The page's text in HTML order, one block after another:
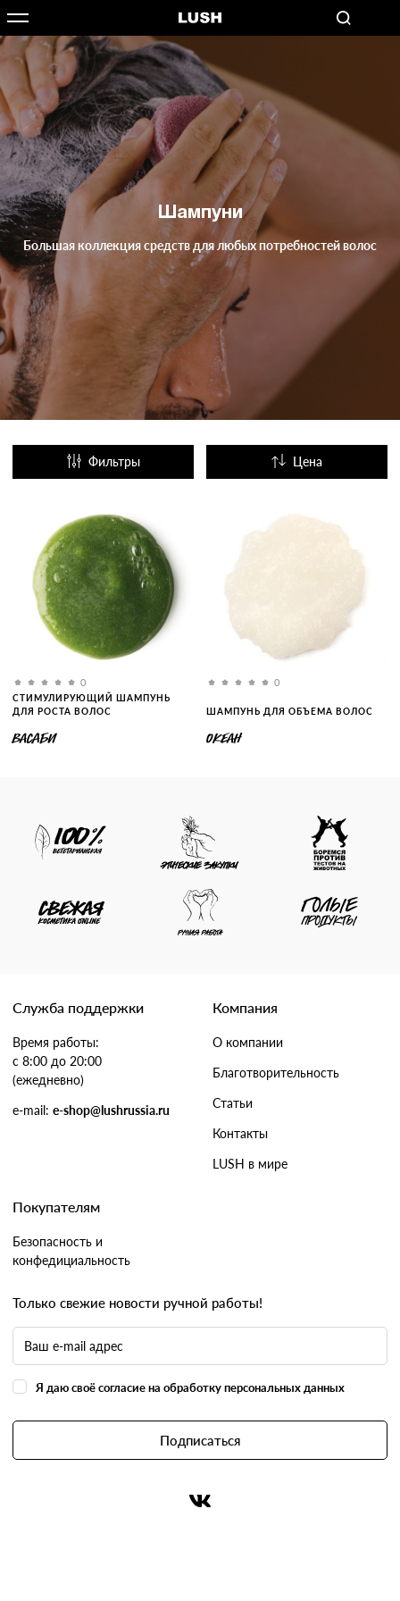
Шампуни
Большая коллекция средств для любых потребностей волос
Фильтры Цена
Популярные
0
СТИМУЛИРУЮЩИЙ ШАМПУНЬ
ДЛЯ РОСТА ВОЛОС
ВАСАБИ
0
ШАМПУНЬ ДЛЯ ОБЪЕМА ВОЛОС
ОКЕАН
Служба поддержки
Время работы:
с 8:00 до 20:00
(ежедневно)
e-mail: e-shop@lushrussia.ru
Компания
О компании
Благотворительность
Статьи
Контакты
LUSH в мире
Покупателям
Безопасность и
конфедициальность
Только свежие новости ручной работы!
Я даю своё согласие на обработку персональных данных
Подписаться